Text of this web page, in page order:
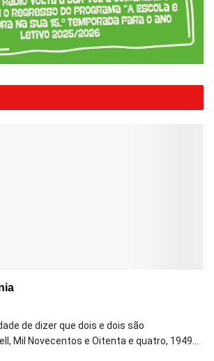
de dizer que dois e dois são
Mil Novecentos e Oitenta e quatro, 1949...